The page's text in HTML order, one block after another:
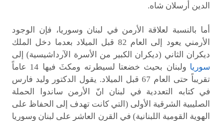
الدين أرسلان شاه.
أما بالنسبة لعلاقة الأرمن في لبنان وسوريا، فإن الوجود
الأرمني يعود إلى العام 82 قبل الميلاد بعدما دخل الملك
ديكران الثاني (ديكران الكبير من الأسرة الآرداشيسية) إلى
سوريا
ولبنان بحيث خضعتا لسيطرته ومكثَ فيها 14 عاماً
تقريباً حتى العام 67 قبل الميلاد. يقول الدكتور وليد فارس
في كتابه التعددية في لبنان انّ الأرمن ساندوا الحملة
الصليبية الشرقية الأولى (التي كانت تهدف إلى الحفاظ على
الهوية القومية اللبنانية) في القرن العاشر على لبنان وسوريا